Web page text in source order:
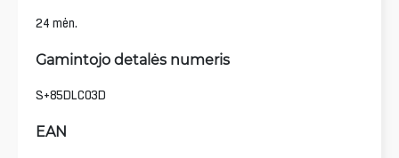
24 mėn.
Gamintojo detalės numeris
S+85DLC03D
EAN